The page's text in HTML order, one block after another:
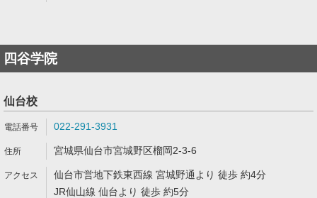
四谷学院
仙台校
022-291-3931
宮城県仙台市宮城野区榴岡2-3-6
仙台市営地下鉄東西線 宮城野通より 徒歩 約4分
JR仙山線 仙台より 徒歩 約5分